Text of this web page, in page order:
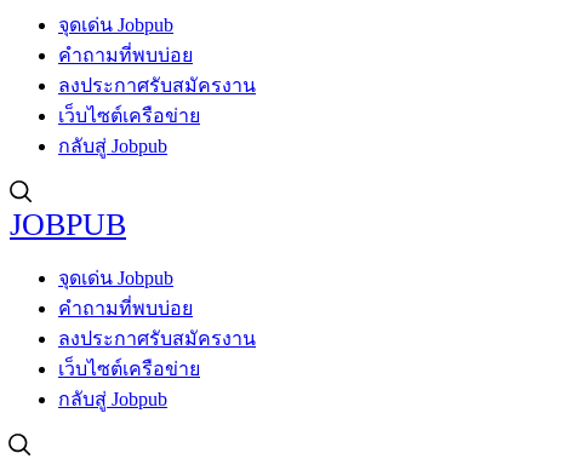
จุดเด่น Jobpub
คำถามที่พบบ่อย
ลงประกาศรับสมัครงาน
เว็บไซต์เครือข่าย
กลับสู่ Jobpub
JOBPUB
จุดเด่น Jobpub
คำถามที่พบบ่อย
ลงประกาศรับสมัครงาน
เว็บไซต์เครือข่าย
กลับสู่ Jobpub